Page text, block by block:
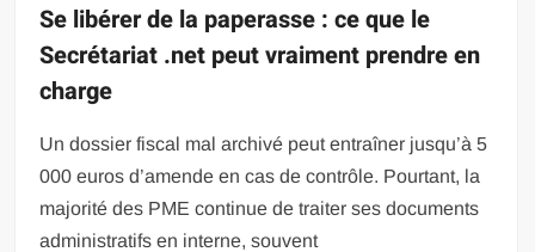
Se libérer de la paperasse : ce que le
Secrétariat .net peut vraiment prendre en
charge
Un dossier fiscal mal archivé peut entraîner jusqu’à 5
000 euros d’amende en cas de contrôle. Pourtant, la
majorité des PME continue de traiter ses documents
administratifs en interne, souvent